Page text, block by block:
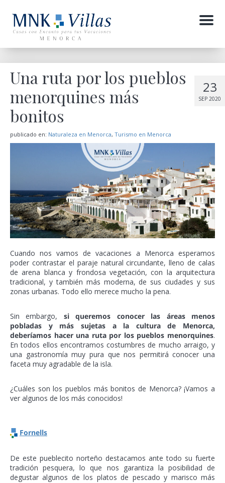
Menu
23
SEP 2020
Una ruta por los pueblos
menorquines más
bonitos
publicado en: Naturaleza en Menorca, Turismo en Menorca
Cuando nos vamos de vacaciones a Menorca esperamos
poder contrastar el paraje natural circundante, lleno de calas
de arena blanca y frondosa vegetación, con la arquitectura
tradicional, y también más moderna, de sus ciudades y sus
zonas urbanas. Todo ello merece mucho la pena.
Sin embargo, si queremos conocer las áreas menos
pobladas y más sujetas a la cultura de Menorca,
deberíamos hacer una ruta por los pueblos menorquines.
En todos ellos encontramos costumbres de mucho arraigo, y
una gastronomía muy pura que nos permitirá conocer una
faceta muy agradable de la isla.
¿Cuáles son los pueblos más bonitos de Menorca? ¡Vamos a
ver algunos de los más conocidos!
Fornells
De este pueblecito norteño destacamos ante todo su fuerte
tradición pesquera, lo que nos garantiza la posibilidad de
degustar algunos de los platos de pescado y marisco más